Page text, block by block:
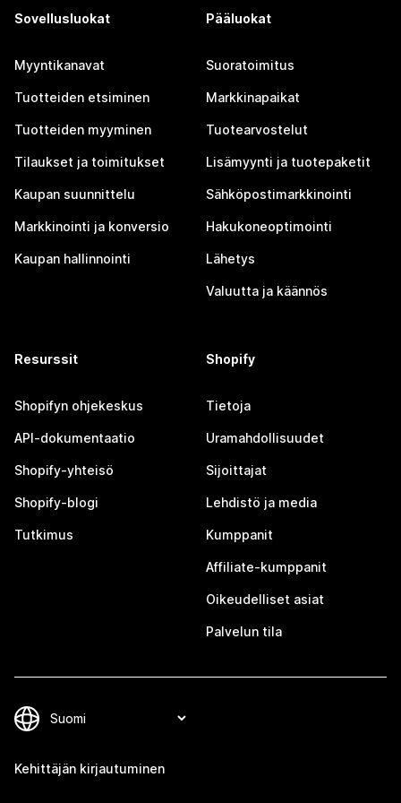
Sovellusluokat
Myyntikanavat
Tuotteiden etsiminen
Tuotteiden myyminen
Tilaukset ja toimitukset
Kaupan suunnittelu
Markkinointi ja konversio
Kaupan hallinnointi
Pääluokat
Suoratoimitus
Markkinapaikat
Tuotearvostelut
Lisämyynti ja tuotepaketit
Sähköpostimarkkinointi
Hakukoneoptimointi
Lähetys
Valuutta ja käännös
Resurssit
Shopifyn ohjekeskus
API-dokumentaatio
Shopify-yhteisö
Shopify-blogi
Tutkimus
Shopify
Tietoja
Uramahdollisuudet
Sijoittajat
Lehdistö ja media
Kumppanit
Affiliate-kumppanit
Oikeudelliset asiat
Palvelun tila
Kehittäjän kirjautuminen